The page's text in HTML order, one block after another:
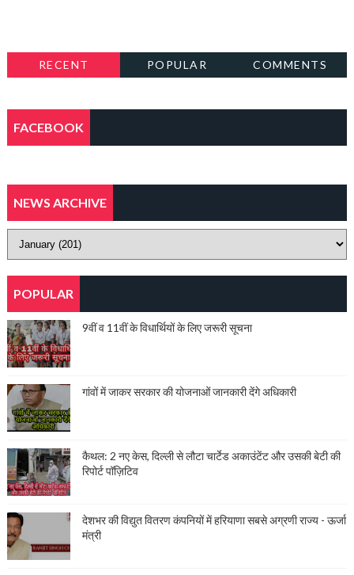
RECENT POPULAR COMMENTS
FACEBOOK
NEWS ARCHIVE
POPULAR
9वीं व 11वीं के विधार्थियों के लिए जरूरी सूचना
गांवों में जाकर सरकार की योजनाओं जानकारी देंगे अधिकारी
कैथल: 2 नए केस, दिल्ली से लौटा चार्टेड अकाउंटेंट और उसकी बेटी की
रिपोर्ट पॉज़िटिव
देशभर की विद्युत वितरण कंपनियों में हरियाणा सबसे अग्रणी राज्य - ऊर्जा
मंत्री